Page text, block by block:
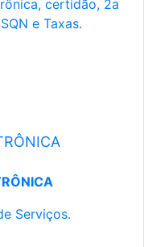
certidão, 2a
e Taxas.
Serviços.